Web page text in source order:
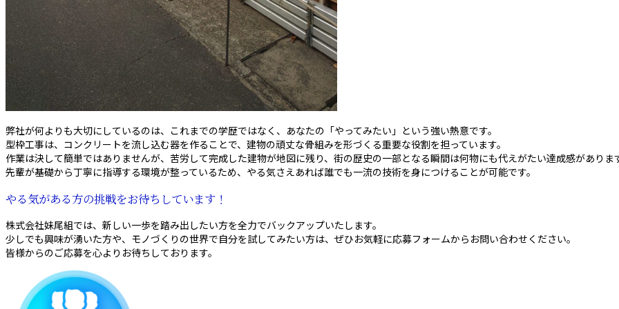
弊社が何よりも大切にしているのは、これまでの学歴ではなく、あなたの「やってみたい」という強い熱意です。
型枠工事は、コンクリートを流し込む器を作ることで、建物の頑丈な骨組みを形づくる重要な役割を担っています。
作業は決して簡単ではありませんが、苦労して完成した建物が地図に残り、街の歴史の一部となる瞬間は何物にも代えがたい達成感がありま
先輩が基礎から丁寧に指導する環境が整っているため、やる気さえあれば誰でも一流の技術を身につけることが可能です。
やる気がある方の挑戦をお待ちしています！
株式会社妹尾組では、新しい一歩を踏み出したい方を全力でバックアップいたします。
少しでも興味が湧いた方や、モノづくりの世界で自分を試してみたい方は、ぜひお気軽に応募フォームからお問い合わせください。
皆様からのご応募を心よりお待ちしております。